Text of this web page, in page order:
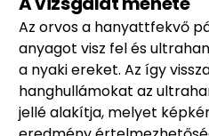
Az orvos a hanyattfekvő
anyagot visz fel és
a nyaki ereket. Az így
hanghullámokat az
jellé alakítja, melyet